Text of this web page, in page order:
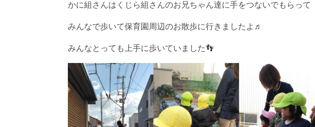
かに組さんはくじら組さんのお兄ちゃん達に手をつないでもらって
みんなで歩いて保育園周辺のお散歩に行きましたよ♬
みんなとっても上手に歩いていました👣